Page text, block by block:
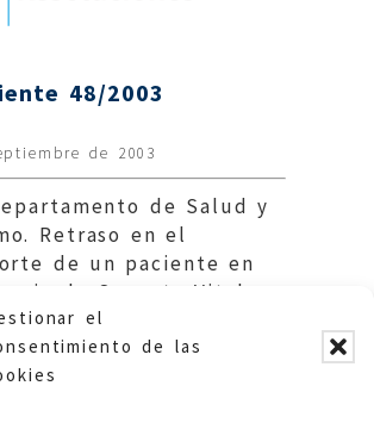
el
de las
48/2003
de 2003
de Salud y
Retraso en el
de un paciente en
de Soporte Vital